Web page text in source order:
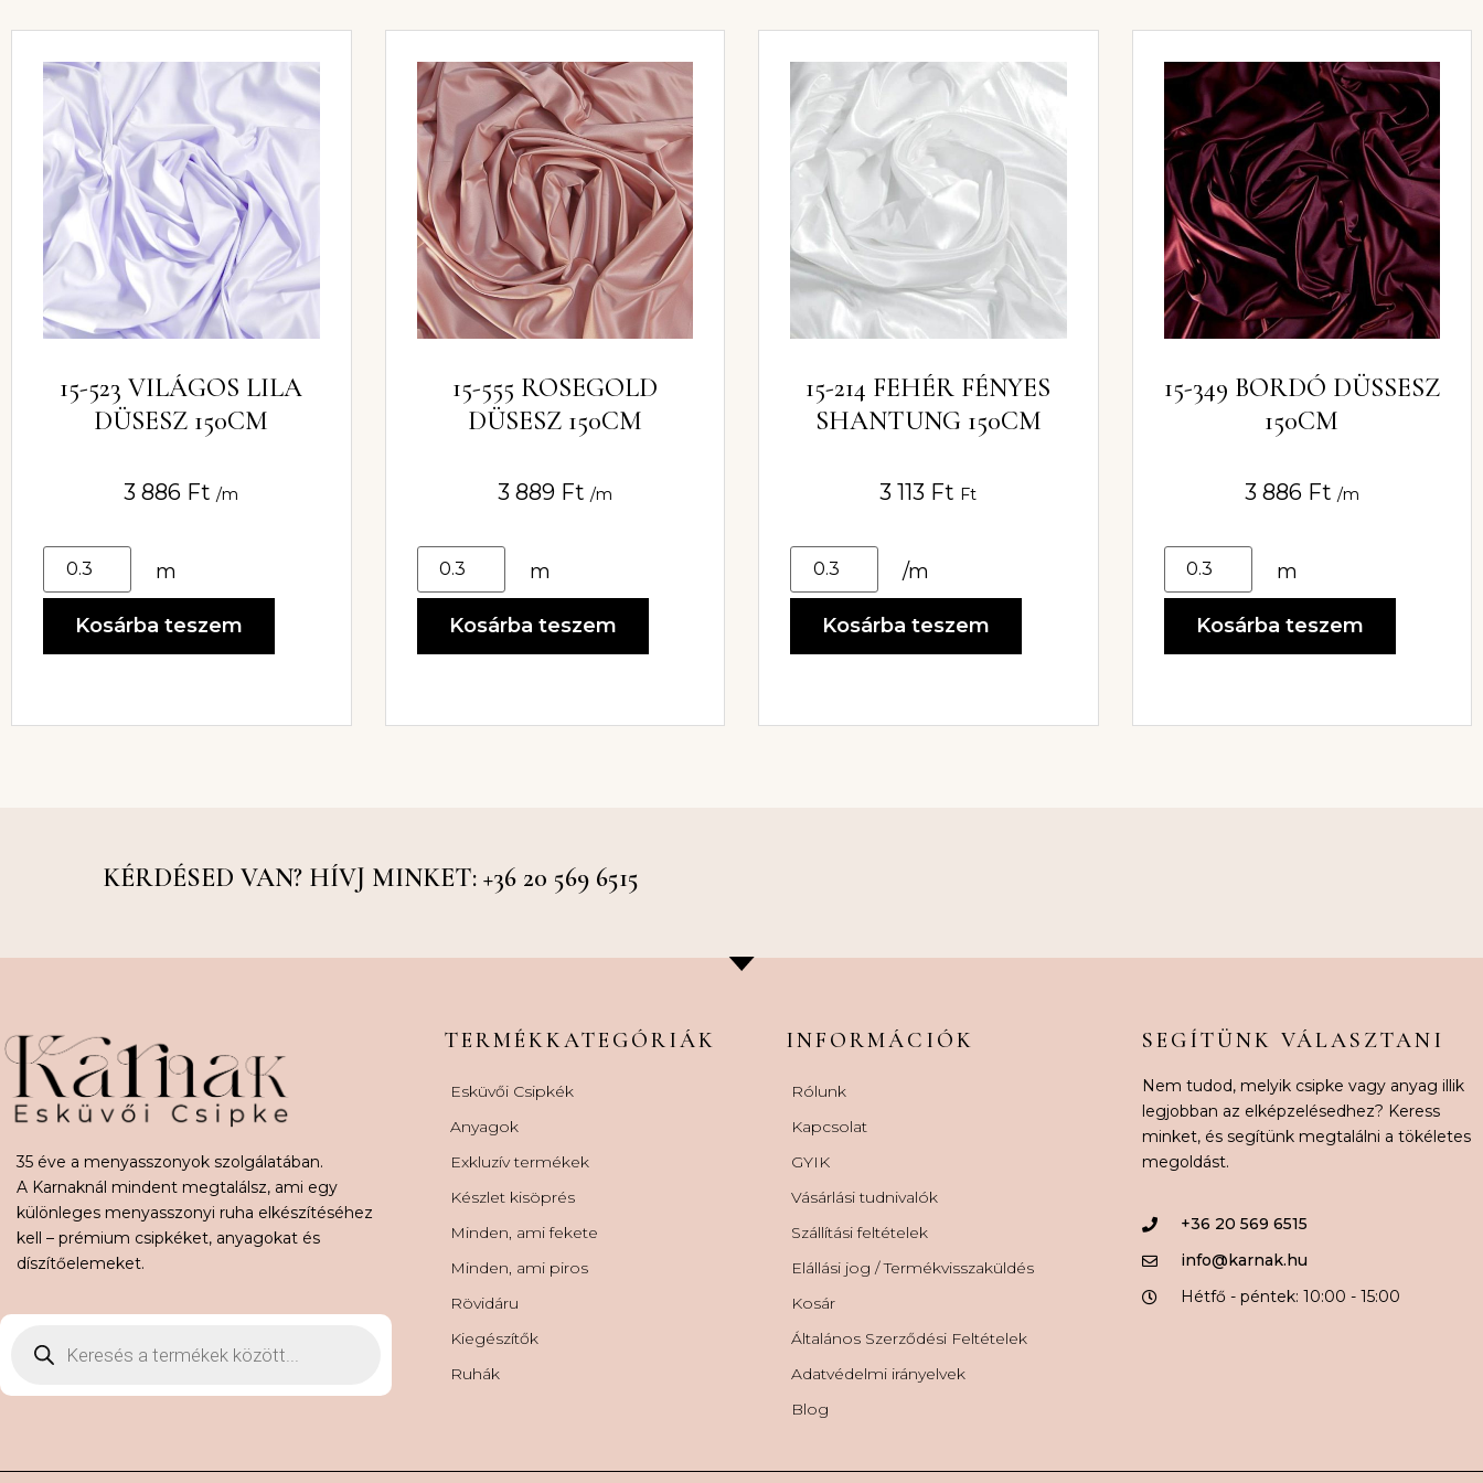
15-523 VILÁGOS LILA
DÜSESZ 150CM
3 886 Ft /m
m
Kosárba teszem
15-555 ROSEGOLD
DÜSESZ 150CM
3 889 Ft /m
m
Kosárba teszem
15-214 FEHÉR FÉNYES
SHANTUNG 150CM
3 113 Ft Ft
/m
Kosárba teszem
15-349 BORDÓ DÜSSESZ
150CM
3 886 Ft /m
m
Kosárba teszem
KÉRDÉSED VAN? HÍVJ MINKET: +36 20 569 6515
35 éve a menyasszonyok szolgálatában.
A Karnaknál mindent megtalálsz, ami egy
különleges menyasszonyi ruha elkészítéséhez
kell – prémium csipkéket, anyagokat és
díszítőelemeket.
TERMÉKKATEGÓRIÁK
Esküvői Csipkék
Anyagok
Exkluzív termékek
Készlet kisöprés
Minden, ami fekete
Minden, ami piros
Rövidáru
Kiegészítők
Ruhák
INFORMÁCIÓK
Rólunk
Kapcsolat
GYIK
Vásárlási tudnivalók
Szállítási feltételek
Elállási jog / Termékvisszaküldés
Kosár
Általános Szerződési Feltételek
Adatvédelmi irányelvek
Blog
SEGÍTÜNK VÁLASZTANI
Nem tudod, melyik csipke vagy anyag illik
legjobban az elképzelésedhez? Keress
minket, és segítünk megtalálni a tökéletes
megoldást.
+36 20 569 6515
info@karnak.hu
Hétfő - péntek: 10:00 - 15:00